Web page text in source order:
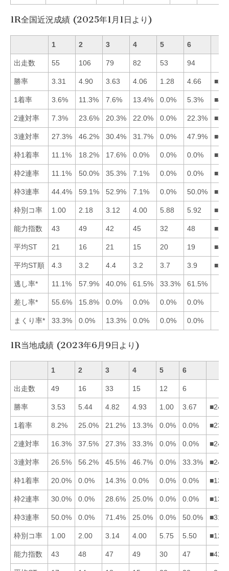
1R全国近況成績 (2025年1月1日より)
1 2 3 4 5 6
出走数 55 106 79 82 53 94
勝率 3.31 4.90 3.63 4.06 1.28 4.66
1着率 3.6% 11.3% 7.6% 13.4% 0.0% 5.3%
2連対率 7.3% 23.6% 20.3% 22.0% 0.0% 22.3%
3連対率 27.3% 46.2% 30.4% 31.7% 0.0% 47.9%
枠1着率 11.1% 18.2% 17.6% 0.0% 0.0% 0.0%
枠2連率 11.1% 50.0% 35.3% 7.1% 0.0% 0.0%
枠3連率 44.4% 59.1% 52.9% 7.1% 0.0% 50.0%
枠別コ率 1.00 2.18 3.12 4.00 5.88 5.92
能力指数 43 49 42 45 32 48
平均ST 21 16 21 15 20 19
平均ST順 4.3 3.2 4.4 3.2 3.7 3.9
逃し率* 11.1% 57.9% 40.0% 61.5% 33.3% 61.5%
差し率* 55.6% 15.8% 0.0% 0.0% 0.0% 0.0%
まくり率* 33.3% 0.0% 13.3% 0.0% 0.0% 0.0%
1R当地成績 (2023年6月9日より)
1 2 3 4 5 6
出走数 49 16 33 15 12 6
勝率 3.53 5.44 4.82 4.93 1.00 3.67
1着率 8.2% 25.0% 21.2% 13.3% 0.0% 0.0%
2連対率 16.3% 37.5% 27.3% 33.3% 0.0% 0.0%
3連対率 26.5% 56.2% 45.5% 46.7% 0.0% 33.3%
枠1着率 20.0% 0.0% 14.3% 0.0% 0.0% 0.0%
枠2連率 30.0% 0.0% 28.6% 25.0% 0.0% 0.0%
枠3連率 50.0% 0.0% 71.4% 25.0% 0.0% 50.0%
枠別コ率 1.00 2.00 3.14 4.00 5.75 5.50
能力指数 43 48 47 49 30 47